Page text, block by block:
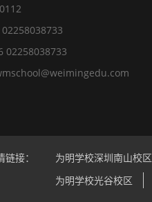
02258038733
02258038733
链接： 为明学校深圳南山校区
为明学校光谷校区